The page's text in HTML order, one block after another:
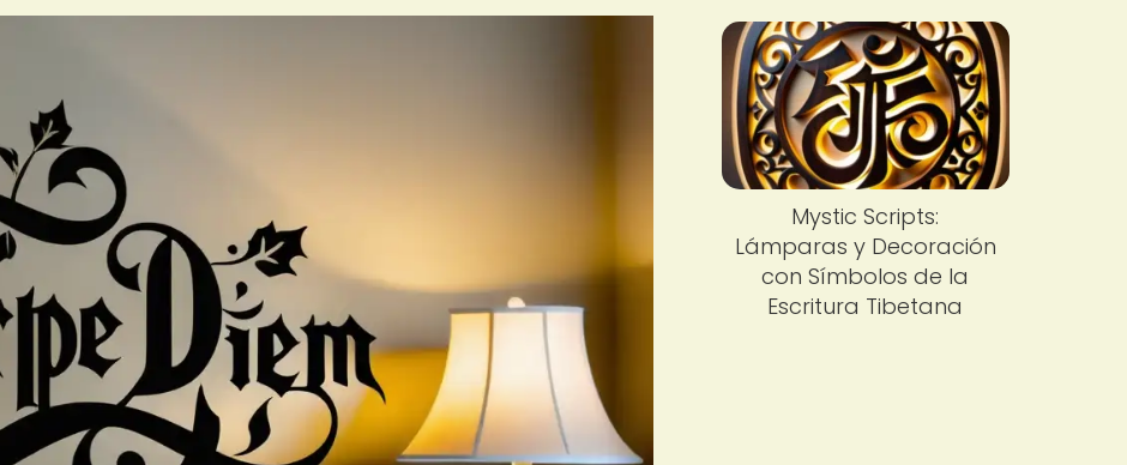
Mystic Scripts:
Lámparas y Decoración
con Símbolos de la
Escritura Tibetana